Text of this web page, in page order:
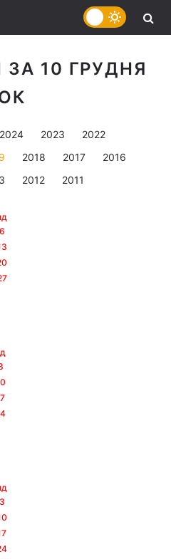
10 ГРУДНЯ
2024 2023
2022
2018 2017
2016
2012
2011
6
3